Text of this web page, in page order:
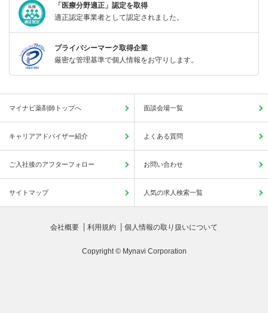
「医療分野適正」認定を取得
適正認定事業者として認定されました。
プライバシーマーク取得企業
厳密な管理基準で個人情報をお守りします。
マイナビ薬剤師トップへ 面談会場一覧
キャリアアドバイザー紹介 よくある質問
ご入社後のアフターフォロー お問い合わせ
サイトマップ 人気の求人検索一覧
会社概要 利用規約 個人情報の取り扱いについて
Copyright © Mynavi Corporation